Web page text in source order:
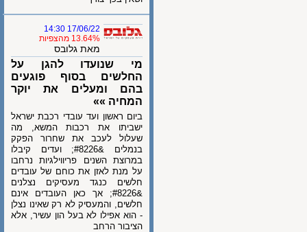
17/06/22 14:30
13.64% מהצפיות
מאת גלובס
מי שנועדו להגן על
החלשים בסוף פוגעים
בהם ומעלים את יוקר
המחיה »»
ביום ראשון ועד עובדי רכבת ישראל
ישביתו את רכבות המשא, מה
שעלול לעכב את שחרור הפקק
בנמלים &#8226; ועדים קיבלו
במרוצת השנים פריווילגיות נרחבו
על מנת לאזן את כוחם של עובדים
חלשים כנגד מעסיקים נצלנים
&#8226; אך כאן העובדים אינם
חלשים, והמעסיק לא רק שאינו נצלן
- הוא אפילו לא בעל הון עשיר, אלא
הציבור הרחב